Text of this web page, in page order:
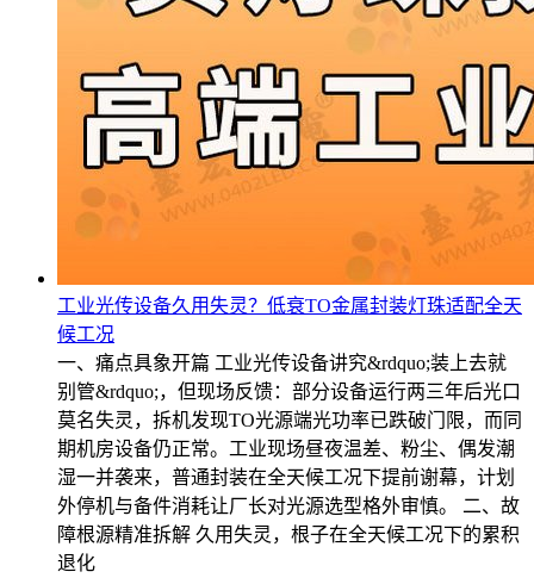
工业光传设备久用失灵？低衰TO金属封装灯珠适配全天
候工况
一、痛点具象开篇 工业光传设备讲究&rdquo;装上去就
别管&rdquo;，但现场反馈：部分设备运行两三年后光口
莫名失灵，拆机发现TO光源端光功率已跌破门限，而同
期机房设备仍正常。工业现场昼夜温差、粉尘、偶发潮
湿一并袭来，普通封装在全天候工况下提前谢幕，计划
外停机与备件消耗让厂长对光源选型格外审慎。 二、故
障根源精准拆解 久用失灵，根子在全天候工况下的累积
退化